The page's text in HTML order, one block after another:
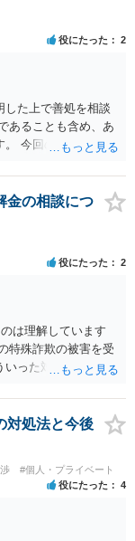
役にたった 2
した上で善処を相談
あることも含め、あ
。 今回のできごとだ
健闘をお祈りいたし
金の相談につ
役にたった 2
は理解しています
特殊詐欺の被害を受
いった対処が必要で
なく旦那さんの行為
わず穏便に和解する
。相談者さんも１０
われるのではない
支払額が下がること
費用かけるならその
えてみましょう。
対処法と今後
#個人・プライベート
役にたった 4